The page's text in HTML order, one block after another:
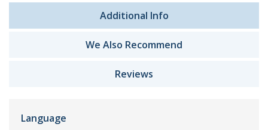
Additional Info
We Also Recommend
Reviews
Language